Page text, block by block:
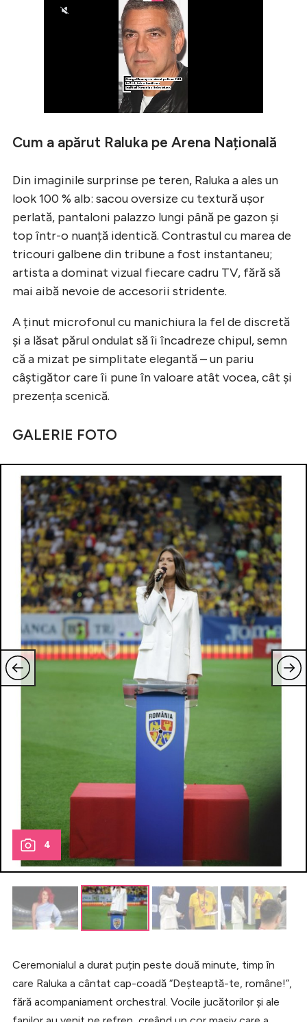
Cum a apărut Raluka pe Arena Națională
Din imaginile surprinse pe teren, Raluka a ales un
look 100 % alb: sacou oversize cu textură ușor
perlată, pantaloni palazzo lungi până pe gazon și
top într-o nuanță identică. Contrastul cu marea de
tricouri galbene din tribune a fost instantaneu;
artista a dominat vizual fiecare cadru TV, fără să
mai aibă nevoie de accesorii stridente.
A ținut microfonul cu manichiura la fel de discretă
și a lăsat părul ondulat să îi încadreze chipul, semn
că a mizat pe simplitate elegantă – un pariu
câștigător care îi pune în valoare atât vocea, cât și
prezența scenică.
GALERIE FOTO
4
Ceremonialul a durat puțin peste două minute, timp în
care Raluka a cântat cap-coadă “Deșteaptă-te, române!”,
fără acompaniament orchestral. Vocile jucătorilor și ale